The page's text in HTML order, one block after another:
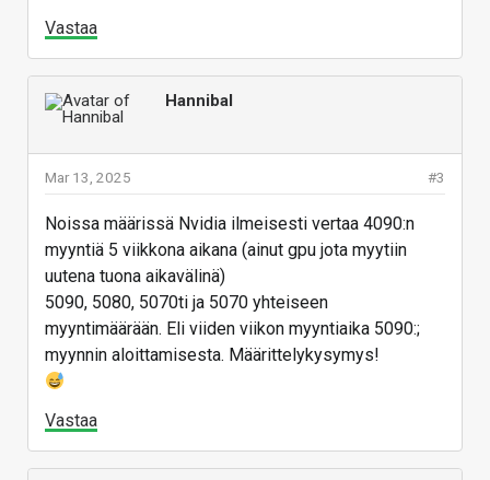
Vastaa
Hannibal
#3
Mar 13, 2025
Noissa määrissä Nvidia ilmeisesti vertaa 4090:n
myyntiä 5 viikkona aikana (ainut gpu jota myytiin
uutena tuona aikavälinä)
5090, 5080, 5070ti ja 5070 yhteiseen
myyntimäärään. Eli viiden viikon myyntiaika 5090:;
myynnin aloittamisesta. Määrittelykysymys!
Vastaa